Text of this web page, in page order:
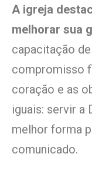
A igreja
melhorar sua
capacitação
compromisso
coração e as
iguais: servir a
melhor forma
comunicado.